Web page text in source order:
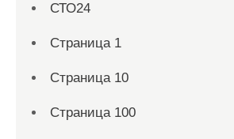
СТО24
Страница 1
Страница 10
Страница 100